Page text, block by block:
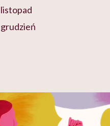
listopad
grudzień